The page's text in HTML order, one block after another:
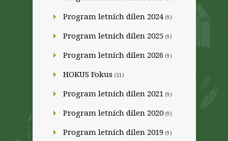
Program letních dílen 2024 (9)
Program letních dílen 2025 (9)
Program letních dílen 2026 (9)
HOKUS Fokus (51)
Program letních dílen 2021 (9)
Program letních dílen 2020 (9)
Program letních dílen 2019 (9)